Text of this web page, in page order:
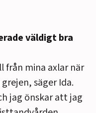
väldigt bra
från mina axlar när
säger Ida.
jag önskar att jag